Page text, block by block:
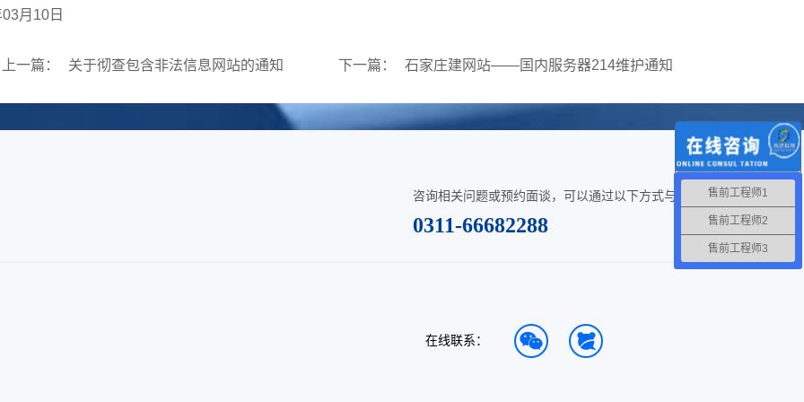
月10日
上一篇： 关于彻查包含非法信息网站的通知 下一篇： 石家庄建网站——国内服务器214维护通知
咨询相关问题或预约面谈，可以通过以下方式与我们联系。
0311-66682288
在线联系：
售前工程师1
售前工程师2
售前工程师3